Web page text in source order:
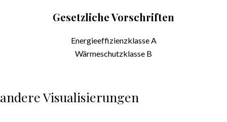
Gesetzliche Vorschriften
EnergieeffizienzklasseA
Wärmeschutzklasse B
andere Visualisierungen